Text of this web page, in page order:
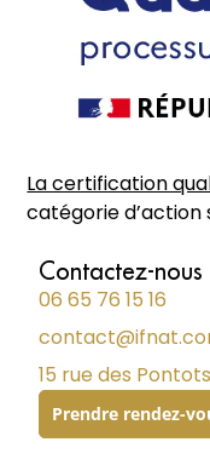
La certification
catégorie
Contactez-nous
06 65 76 15 16
15 rue des
Prendre rendez-